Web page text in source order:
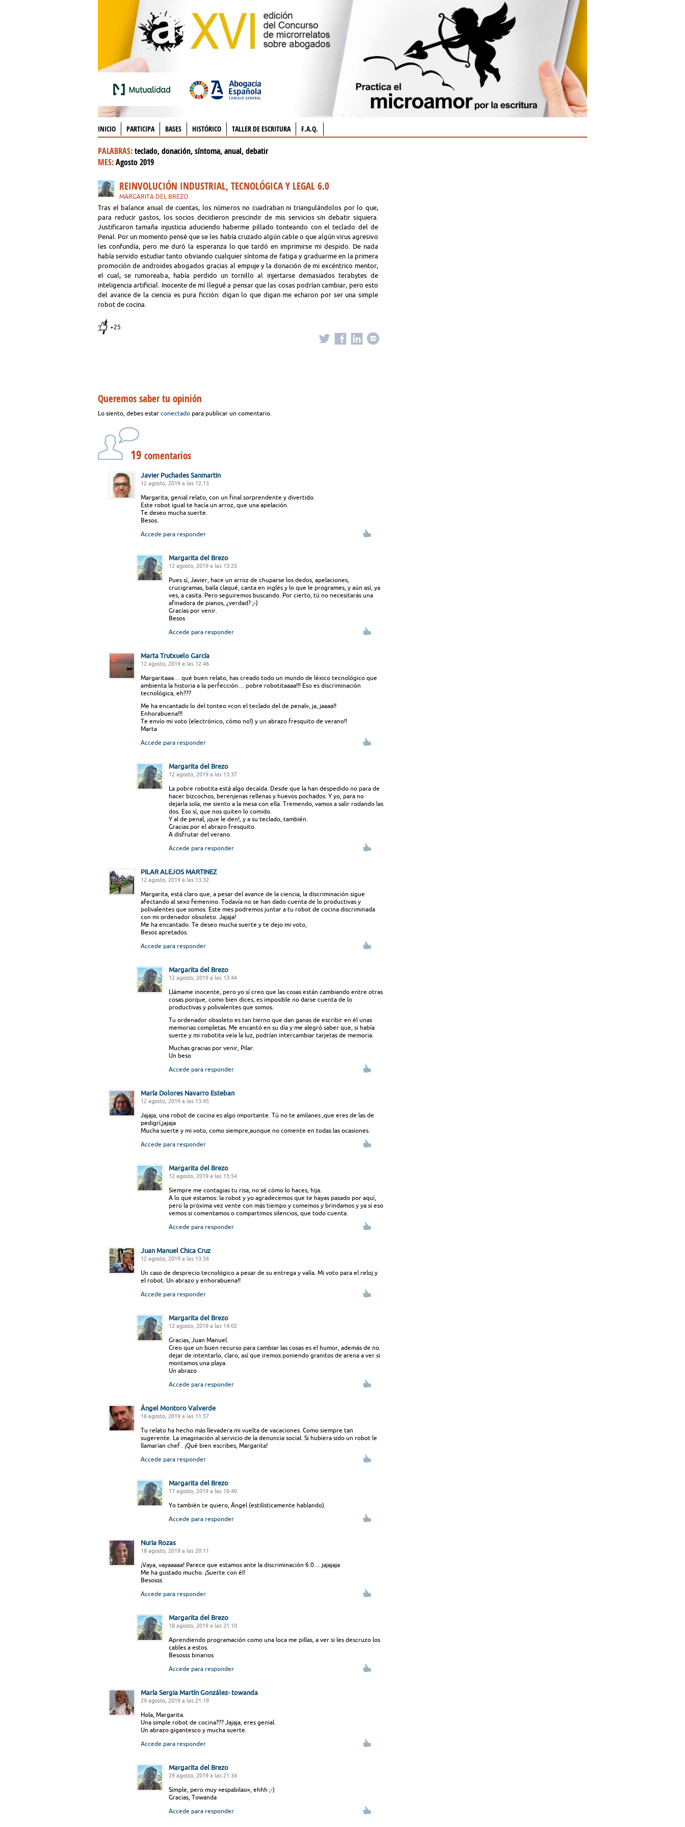
INICIO PARTICIPA BASES HISTÓRICO TALLER DE ESCRITURA F.A.Q.
PALABRAS:teclado, donación, síntoma, anual, debatir
MES:Agosto 2019
REINVOLUCIÓN INDUSTRIAL, TECNOLÓGICA Y LEGAL 6.0
MARGARITA DEL BREZO
Tras el balance anual de cuentas, los números no cuadraban ni triangulándolos por lo que,
para reducir gastos, los socios decidieron prescindir de mis servicios sin debatir siquiera.
Justificaron tamaña injusticia aduciendo haberme pillado tonteando con el teclado del de
Penal. Por un momento pensé que se les había cruzado algún cable o que algún virus agresivo
les confundía, pero me duró la esperanza lo que tardó en imprimirse mi despido. De nada
había servido estudiar tanto obviando cualquier síntoma de fatiga y graduarme en la primera
promoción de androides abogados gracias al empuje y la donación de mi excéntrico mentor,
el cual, se rumoreaba, había perdido un tornillo al injertarse demasiados terabytes de
inteligencia artificial. Inocente de mí llegué a pensar que las cosas podrían cambiar, pero esto
del avance de la ciencia es pura ficción: digan lo que digan me echaron por ser una simple
robot de cocina.
+25
Queremos saber tu opinión
Lo siento, debes estar conectado para publicar un comentario.
19 comentarios
Javier Puchades Sanmartin
12 agosto, 2019 a las 12:13
Margarita, genial relato, con un final sorprendente y divertido.
Este robot igual te hacía un arroz, que una apelación.
Te deseo mucha suerte.
Besos.
Accede para responder
Margarita del Brezo
12 agosto, 2019 a las 13:25
Pues sí, Javier, hace un arroz de chuparse los dedos, apelaciones,
crucigramas, baila claqué, canta en inglés y lo que le programes, y aún así, ya
ves, a casita. Pero seguiremos buscando. Por cierto, tú no necesitarás una
afinadora de pianos, ¿verdad? ;-)
Gracias por venir.
Besos
Accede para responder
Marta Trutxuelo García
12 agosto, 2019 a las 12:46
Margaritaaa… qué buen relato, has creado todo un mundo de léxico tecnológico que
ambienta la historia a la perfección… pobre robotitaaaa!!! Eso es discriminación
tecnológica, eh???
Me ha encantado lo del tonteo «con el teclado del de penal», ja, jaaaa!!
Enhorabuena!!!
Te envío mi voto (electrónico, cómo no!) y un abrazo fresquito de verano!!
Marta
Accede para responder
Margarita del Brezo
12 agosto, 2019 a las 13:37
La pobre robotita está algo decaída. Desde que la han despedido no para de
hacer bizcochos, berenjenas rellenas y huevos pochados. Y yo, para no
dejarla sola, me siento a la mesa con ella. Tremendo, vamos a salir rodando las
dos. Eso sí, que nos quiten lo comido.
Y al de penal, ¡que le den!, y a su teclado, también.
Gracias por el abrazo fresquito.
A disfrutar del verano.
Accede para responder
PILAR ALEJOS MARTINEZ
12 agosto, 2019 a las 13:32
Margarita, está claro que, a pesar del avance de la ciencia, la discriminación sigue
afectando al sexo femenino. Todavía no se han dado cuenta de lo productivas y
polivalentes que somos. Este mes podremos juntar a tu robot de cocina discriminada
con mi ordenador obsoleto. Jajaja!
Me ha encantado. Te deseo mucha suerte y te dejo mi voto,
Besos apretados.
Accede para responder
Margarita del Brezo
12 agosto, 2019 a las 13:44
Llámame inocente, pero yo sí creo que las cosas están cambiando entre otras
cosas porque, como bien dices, es imposible no darse cuenta de lo
productivas y polivalentes que somos.
Tu ordenador obsoleto es tan tierno que dan ganas de escribir en él unas
memorias completas. Me encantó en su día y me alegró saber que, si había
suerte y mi robotita veía la luz, podrían intercambiar tarjetas de memoria.
Muchas gracias por venir, Pilar.
Un beso
Accede para responder
María Dolores Navarro Esteban
12 agosto, 2019 a las 13:45
Jajaja, una robot de cocina es algo importante. Tú no te amilanes ,que eres de las de
pedigrí,jajaja
Mucha suerte y mi voto, como siempre,aunque no comente en todas las ocasiones.
Accede para responder
Margarita del Brezo
12 agosto, 2019 a las 13:54
Siempre me contagias tu risa, no sé cómo lo haces, hija.
A lo que estamos: la robot y yo agradecemos que te hayas pasado por aquí,
pero la próxima vez vente con más tiempo y comemos y brindamos y ya si eso
vemos si comentamos o compartimos silencios, que todo cuenta.
Accede para responder
Juan Manuel Chica Cruz
12 agosto, 2019 a las 13:56
Un caso de desprecio tecnológico a pesar de su entrega y valía. Mi voto para el reloj y
el robot. Un abrazo y enhorabuena!!
Accede para responder
Margarita del Brezo
12 agosto, 2019 a las 14:02
Gracias, Juan Manuel.
Creo que un buen recurso para cambiar las cosas es el humor, además de no
dejar de intentarlo, claro, así que iremos poniendo granitos de arena a ver si
montamos una playa.
Un abrazo
Accede para responder
Ángel Montoro Valverde
16 agosto, 2019 a las 11:57
Tu relato ha hecho más llevadera mi vuelta de vacaciones. Como siempre tan
sugerente. La imaginación al servicio de la denuncia social. Si hubiera sido un robot le
llamarían chef . ¡Qué bien escribes, Margarita!
Accede para responder
Margarita del Brezo
17 agosto, 2019 a las 10:40
Yo también te quiero, Ángel (estilísticamente hablando).
Accede para responder
Nuria Rozas
18 agosto, 2019 a las 20:11
¡Vaya, vayaaaaa! Parece que estamos ante la discriminación 6.0… jajajaja
Me ha gustado mucho. ¡Suerte con él!
Besosss
Accede para responder
Margarita del Brezo
18 agosto, 2019 a las 21:10
Aprendiendo programación como una loca me pillas, a ver si les descruzo los
cables a estos.
Besosss binarios
Accede para responder
María Sergia Martín González- towanda
29 agosto, 2019 a las 21:19
Hola, Margarita.
Una simple robot de cocina??? Jajaja, eres genial.
Un abrazo gigantesco y mucha suerte.
Accede para responder
Margarita del Brezo
29 agosto, 2019 a las 21:34
Simple, pero muy «espabilao», ehhh ;-)
Gracias, Towanda
Accede para responder